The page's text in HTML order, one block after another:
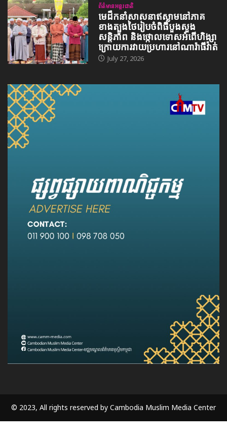
ព័ត៌មានអន្តរជាតិ
មេដឹកនាំសាសនាឥស្លាមនៅភាគ
ខាងត្បូងថៃរៀបចំពិធីបួងសួង
សន្តិភាព និងថ្កោលទោសអំពើហិង្សា
ក្រោយការវាយប្រហារនៅណារ៉ាធីវ៉ាត់
July 27, 2026
© 2023, All rights reserved by Cambodia Muslim Media Center